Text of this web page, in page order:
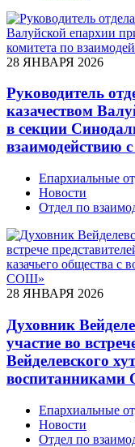
28 ЯНВАРЯ 2026
Руководитель
казачеством
в секции
взаимодействию
Епархиальные
Новости
Отдел по
28 ЯНВАРЯ 2026
Духовник
участие во
Вейделевского
Епархиальные
Новости
Отдел по